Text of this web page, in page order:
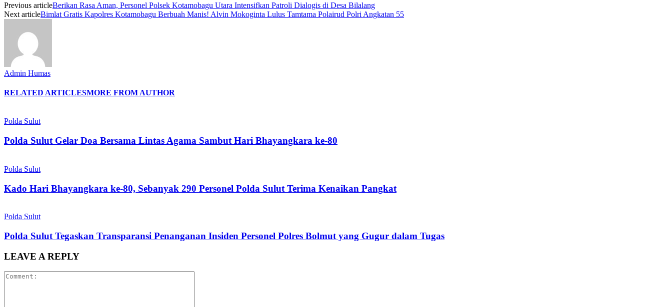
Previous articleBerikan Rasa Aman, Personel Polsek Kotamobagu Utara Intensifkan Patroli Dialogis di Desa Bilalang
Next articleBimlat Gratis Kapolres Kotamobagu Berbuah Manis! Alvin Mokoginta Lulus Tamtama Polairud Polri Angkatan 55
Admin Humas
RELATED ARTICLESMORE FROM AUTHOR
Polda Sulut
Polda Sulut Gelar Doa Bersama Lintas Agama Sambut Hari Bhayangkara ke-80
Polda Sulut
Kado Hari Bhayangkara ke-80, Sebanyak 290 Personel Polda Sulut Terima Kenaikan Pangkat
Polda Sulut
Polda Sulut Tegaskan Transparansi Penanganan Insiden Personel Polres Bolmut yang Gugur dalam Tugas
LEAVE A REPLY